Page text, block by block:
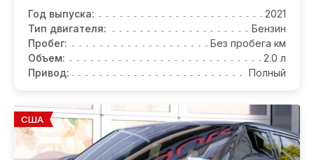
Год выпуска:
2021
Тип двигателя:
Бензин
Пробег:
Без пробега км
Объем:
2.0 л
Привод:
Полный
США